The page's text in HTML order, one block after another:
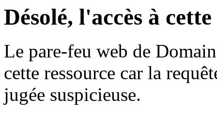
Désolé, l'accès à
Le pare-feu web de
cette ressource car la
jugée suspicieuse.